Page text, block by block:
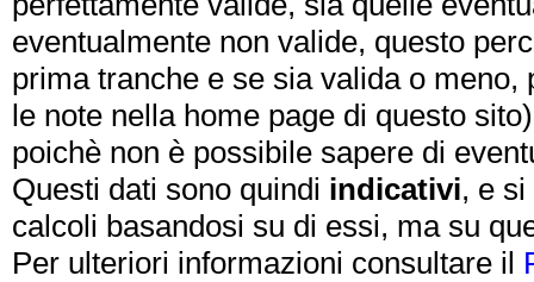
eventualmente non valide, questo
prima tranche e se sia valida o
le note nella home page di questo
poichè non è possibile sapere di
Questi dati sono quindi indicativi, e
calcoli basandosi su di essi, ma su
Per ulteriori informazioni consultare il